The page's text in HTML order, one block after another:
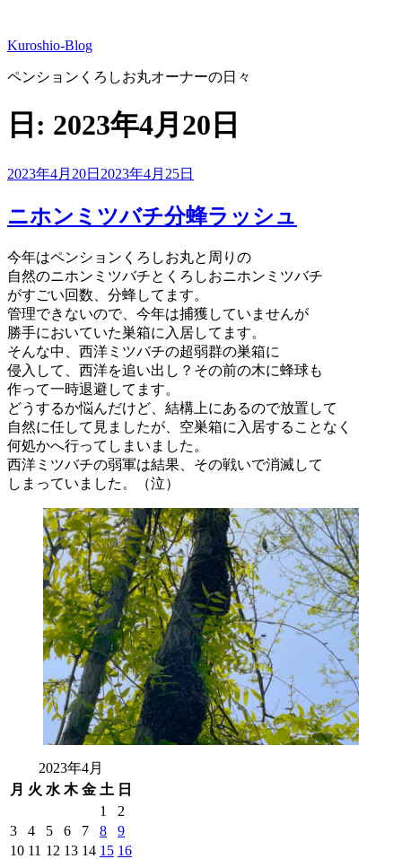
テ
ン
へ
ス
ッ
プ
Kuroshio-Blog
ペンションくろしお丸オーナーの日々
日: 2023年4月20日
投
日:
2023年4月20日 2023年4月25日
ニホンミツバチ分蜂ラッシュ
今年はペンションくろしお丸と周りの
自然のニホンミツバチとくろしおニホンミツバチ
がすごい回数、分蜂してます。
管理できないので、今年は捕獲していませんが
勝手においていた巣箱に入居してます。
そんな中、西洋ミツバチの超弱群の巣箱に
侵入して、西洋を追い出し？その前の木に蜂球も
作って一時退避してます。
どうするか悩んだけど、結構上にあるので放置して
自然に任して見ましたが、空巣箱に入居することなく
何処かへ行ってしまいました。
西洋ミツバチの弱軍は結果、その戦いで消滅して
しまっていました。（泣）
2023年4月
月 火 水 木 金 土 日
1
2
3
4 5 6 7 8
9
10 11 12 13 14 15 16